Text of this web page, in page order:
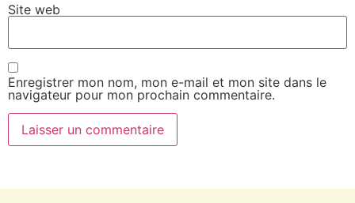
Site web
Enregistrer mon nom, mon e-mail et mon site dans le
navigateur pour mon prochain commentaire.